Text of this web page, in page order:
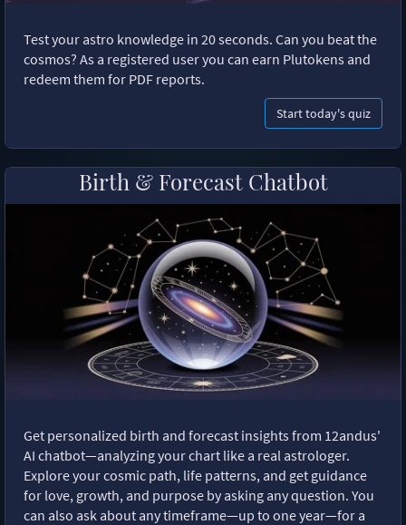
Test your astro knowledge in 20 seconds. Can you beat the
cosmos? As a registered user you can earn Plutokens and
redeem them for PDF reports.
Start today's quiz
Birth & Forecast Chatbot
Get personalized birth and forecast insights from 12andus'
AI chatbot—analyzing your chart like a real astrologer.
Explore your cosmic path, life patterns, and get guidance
for love, growth, and purpose by asking any question. You
can also ask about any timeframe—up to one year—for a